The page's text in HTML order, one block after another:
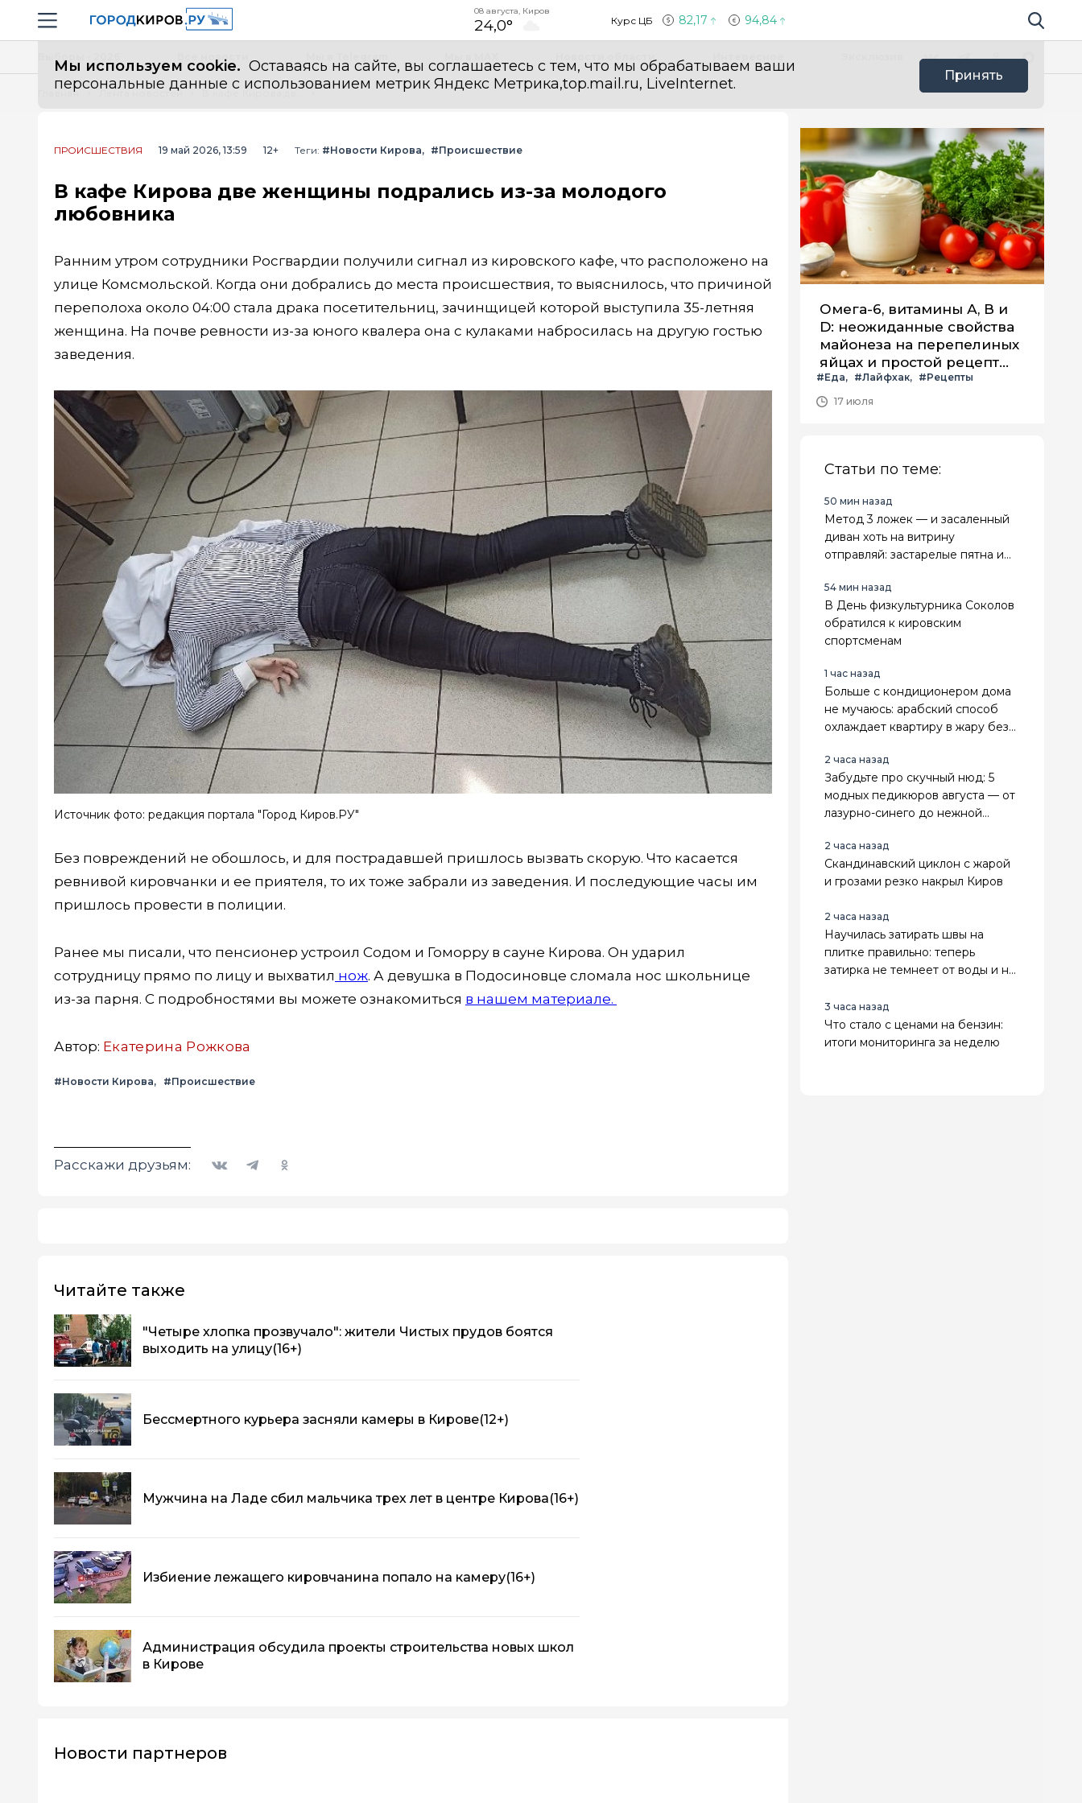
Навигация сайта
08 августа, Киров
24,0° Курс ЦБ 82,17 94,84 Поиск по
Мы используем cookie. Оставаясь на сайте, вы соглашаетесь с тем, что мы обрабатываем ваши
персональные данные с использованием метрик Яндекс Метрика,top.mail.ru, LiveInternet.
Принять
Все новости
Главная Лента новостей
ПРОИСШЕСТВИЯ 19 май 2026, 13:59 12+ Теги: #Новости Кирова #Происшествие
В кафе Кирова две женщины подрались из-за молодого
любовника
Ранним утром сотрудники Росгвардии получили сигнал из кировского кафе, что расположено на
улице Комсмольской. Когда они добрались до места происшествия, то выяснилось, что причиной
переполоха около 04:00 стала драка посетительниц, зачинщицей которой выступила 35-летняя
женщина. На почве ревности из-за юного квалера она с кулаками набросилась на другую гостью
заведения.
Источник фото: редакция портала "Город Киров.РУ"
Без повреждений не обошлось, и для пострадавшей пришлось вызвать скорую. Что касается
ревнивой кировчанки и ее приятеля, то их тоже забрали из заведения. И последующие часы им
пришлось провести в полиции.
Ранее мы писали, что пенсионер устроил Содом и Гоморру в сауне Кирова. Он ударил
сотрудницу прямо по лицу и выхватил нож. А девушка в Подосиновце сломала нос школьнице
из-за парня. С подробностями вы можете ознакомиться в нашем материале.
Автор: Екатерина Рожкова
#Новости Кирова #Происшествие
Расскажи друзьям:
Читайте также
"Четыре хлопка прозвучало": жители Чистых прудов боятся
выходить на улицу(16+)
Бессмертного курьера засняли камеры в Кирове(12+)
Мужчина на Ладе сбил мальчика трех лет в центре Кирова(16+)
Избиение лежащего кировчанина попало на камеру(16+)
Администрация обсудила проекты строительства новых школ
в Кирове
Новости партнеров
Омега-6, витамины А, В и
D: неожиданные свойства
майонеза на перепелиных
яйцах и простой рецепт
летнего салата с ним
#Еда #Лайфхак
#Рецепты
17 июля
Статьи по теме:
50 мин назад
Метод 3 ложек — и засаленный
диван хоть на витрину
отправляй: застарелые пятна и
54 мин назад
В День физкультурника Соколов
обратился к кировским
спортсменам
1 час назад
Больше с кондиционером дома
не мучаюсь: арабский способ
охлаждает квартиру в жару без
2 часа назад
Забудьте про скучный нюд: 5
модных педикюров августа — от
лазурно-синего до нежной
2 часа назад
Скандинавский циклон с жарой
и грозами резко накрыл Киров
2 часа назад
Научилась затирать швы на
плитке правильно: теперь
затирка не темнеет от воды и не
3 часа назад
Что стало с ценами на бензин:
итоги мониторинга за неделю